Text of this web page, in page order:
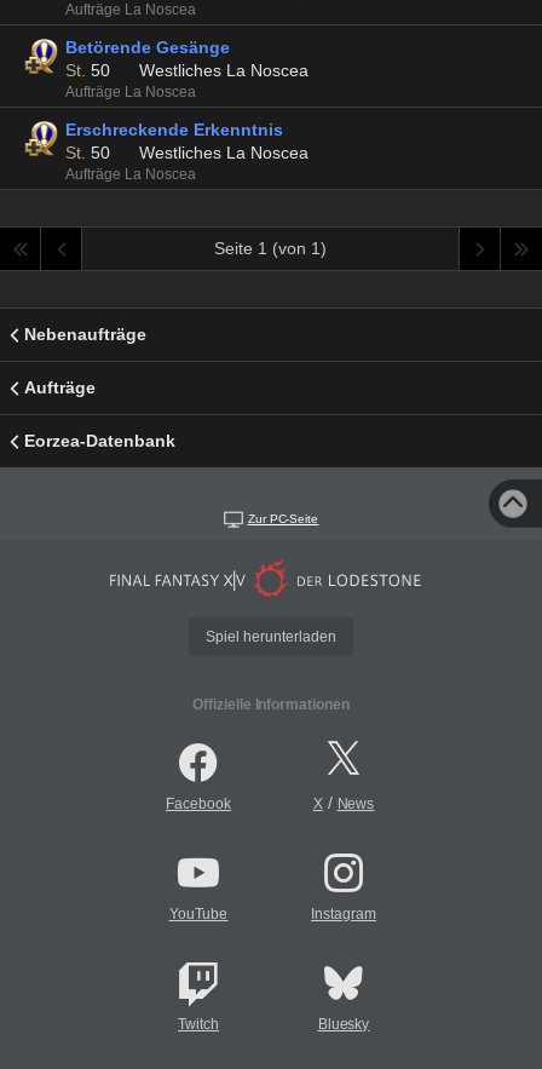
Aufträge La Noscea
Betörende Gesänge
St. 50 Westliches La Noscea
Aufträge La Noscea
Erschreckende Erkenntnis
St. 50 Westliches La Noscea
Aufträge La Noscea
Seite 1 (von 1)
Nebenaufträge
Aufträge
Eorzea-Datenbank
Zur PC-Seite
Spiel herunterladen
Offizielle Informationen
Facebook X/ News
YouTube Instagram
Twitch Bluesky